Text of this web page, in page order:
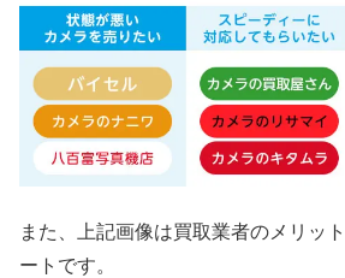
また、上記画像は買取業者のメリッ
ートです。